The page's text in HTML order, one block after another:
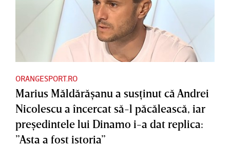
ORANGESPORT.RO
Marius Măldărăşanu a susţinut că Andrei
Nicolescu a încercat să-l păcălească, iar
preşedintele lui Dinamo i-a dat replica:
”Asta a fost istoria”